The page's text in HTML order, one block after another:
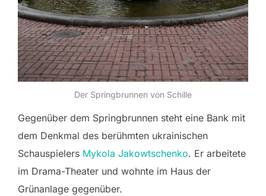
Der Springbrunnen von Schille
Gegenüber dem Springbrunnen steht eine Bank mit
dem Denkmal des berühmten ukrainischen
Schauspielers Mykola Jakowtschenko. Er arbeitete
im Drama-Theater und wohnte im Haus der
Grünanlage gegenüber.